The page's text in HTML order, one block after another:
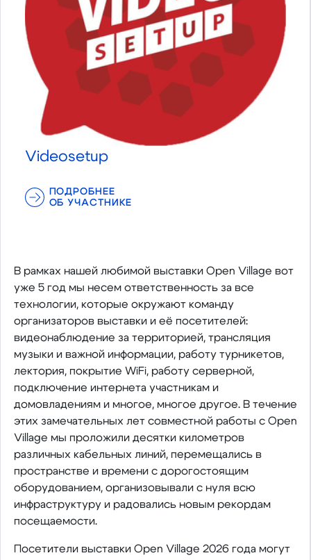
Videosetup
ПОДРОБНЕЕ
ОБ УЧАСТНИКЕ
В рамках нашей любимой выставки Open Village вот
уже 5 год мы несем ответственность за все
технологии, которые окружают команду
организаторов выставки и её посетителей:
видеонаблюдение за территорией, трансляция
музыки и важной информации, работу турникетов,
лектория, покрытие WiFi, работу серверной,
подключение интернета участникам и
домовладениям и многое, многое другое. В течение
этих замечательных лет совместной работы с Open
Village мы проложили десятки километров
различных кабельных линий, перемещались в
пространстве и времени с дорогостоящим
оборудованием, организовывали с нуля всю
инфраструктуру и радовались новым рекордам
посещаемости.
Посетители выставки Open Village 2026 года могут